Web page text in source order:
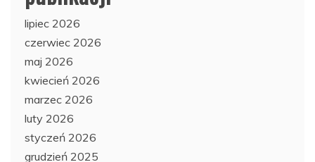
lipiec 2026
czerwiec 2026
maj 2026
kwiecień 2026
marzec 2026
luty 2026
styczeń 2026
grudzień 2025